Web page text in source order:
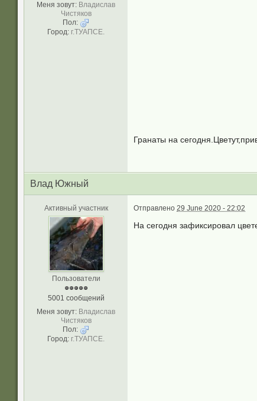
Меня зовут: Владислав
Чистяков
Пол:
Город: г.ТУАПСЕ.
Гранаты на
Влад Южный
Активный участник
Пользователи
5001 сообщений
Меня зовут: Владислав
Чистяков
Пол:
Город: г.ТУАПСЕ.
Отправлено 29 June 2020 - 22:02
На сегодня зафиксировал